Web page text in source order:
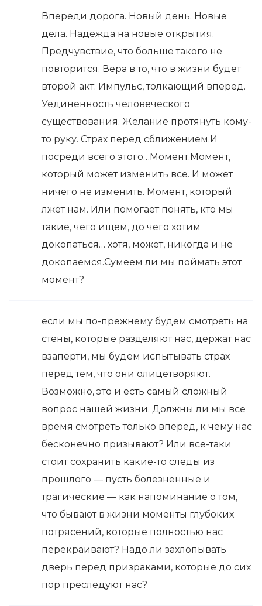
Впереди дорога. Новый день. Новые
дела. Надежда на новые открытия.
Предчувствие, что больше такого не
повторится. Вера в то, что в жизни будет
второй акт. Импульс, толкающий вперед.
Уединенность человеческого
существования. Желание протянуть кому-
то руку. Страх перед сближением.И
посреди всего этого…Момент.Момент,
который может изменить все. И может
ничего не изменить. Момент, который
лжет нам. Или помогает понять, кто мы
такие, чего ищем, до чего хотим
докопаться… хотя, может, никогда и не
докопаемся.Сумеем ли мы поймать этот
момент?
если мы по-прежнему будем смотреть на
стены, которые разделяют нас, держат нас
взаперти, мы будем испытывать страх
перед тем, что они олицетворяют.
Возможно, это и есть самый сложный
вопрос нашей жизни. Должны ли мы все
время смотреть только вперед, к чему нас
бесконечно призывают? Или все-таки
стоит сохранить какие-то следы из
прошлого — пусть болезненные и
трагические — как напоминание о том,
что бывают в жизни моменты глубоких
потрясений, которые полностью нас
перекраивают? Надо ли захлопывать
дверь перед призраками, которые до сих
пор преследуют нас?